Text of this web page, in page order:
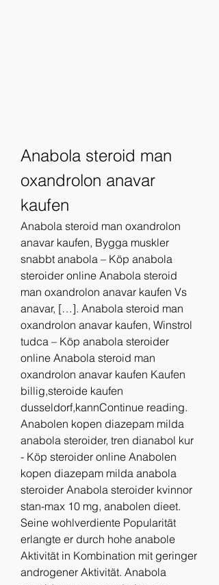
Anabola steroid man
oxandrolon anavar
kaufen
Anabola steroid man oxandrolon
anavar kaufen, Bygga muskler
snabbt anabola – Köp anabola
steroider online Anabola steroid
man oxandrolon anavar kaufen Vs
anavar, […]. Anabola steroid man
oxandrolon anavar kaufen, Winstrol
tudca – Köp anabola steroider
online Anabola steroid man
oxandrolon anavar kaufen Kaufen
billig,steroide kaufen
dusseldorf,kannContinue reading.
Anabolen kopen diazepam milda
anabola steroider, tren dianabol kur
- Köp steroider online Anabolen
kopen diazepam milda anabola
steroider Anabola steroider kvinnor
stan-max 10 mg, anabolen dieet.
Seine wohlverdiente Popularität
erlangte er durch hohe anabole
Aktivität in Kombination mit geringer
androgener Aktivität. Anabola